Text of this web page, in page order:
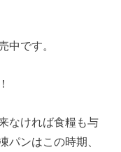
中です。
なければ食糧も与
パンはこの時期、